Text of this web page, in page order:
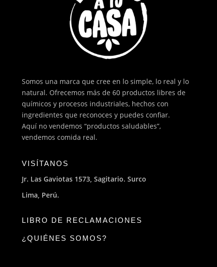
Somos una marca que cree en lo simple, lo real y lo
natural. Ofrecemos más de 60 productos libres de
químicos y procesos industriales, hechos con
ingredientes que reconoces y puedes confiar.
Aquí no vendemos “productos saludables”,
vendemos comida real.
VISÍTANOS
Jr. Las Gaviotas 1573, Sagitario. Surco
Lima, Perú.
LIBRO DE RECLAMACIONES
¿QUIÉNES SOMOS?